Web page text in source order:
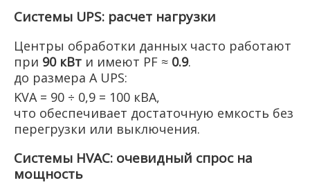
Системы UPS: расчет нагрузки
Центры обработки данных часто работают
при 90 кВт и имеют PF ≈ 0.9.
до размера A UPS:
KVA = 90 ÷ 0,9 = 100 кВА,
что обеспечивает достаточную емкость без
перегрузки или выключения.
Системы HVAC: очевидный спрос на
мощность